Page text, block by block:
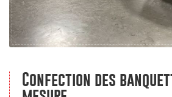
Confection des